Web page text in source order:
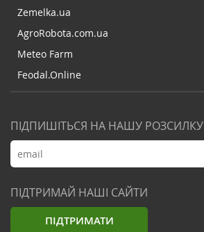
Zemelka.ua
AgroRobota.com.ua
Meteo Farm
Feodal.Online
ПІДПИШІТЬСЯ НА НАШУ РОЗСИЛКУ
ПІДТРИМАЙ НАШІ САЙТИ
ПІДТРИМАТИ